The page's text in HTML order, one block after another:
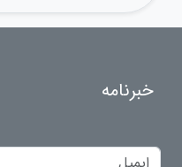
خبرنامه